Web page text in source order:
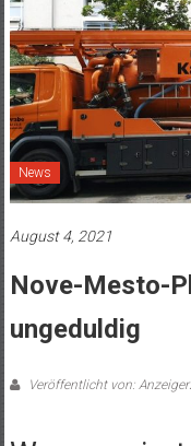
News
August 4, 2021
Nove-Mesto-
ungeduldig
Veröffentlicht von: